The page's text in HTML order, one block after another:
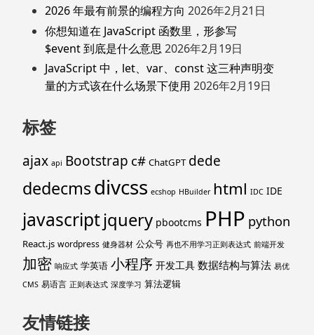
2026 年最有前景的编程方向 2026年2月21日
你想知道在 JavaScript 函数里，形参写
$event 到底是什么意思 2026年2月19日
JavaScript 中，let、var、const 这三种声明变
量的方式该在什么场景下使用 2026年2月19日
标签
ajax api Bootstrap c# ChatGPT dede
dedecmsdivcss ecshop HBuilder html IDC IDE
javascriptjquery pbootcms PHP python
React.js wordpress 健身器材 公众号 再也不用学习正则表达式 前端开发
加密 响应式 学英语 小程序 开发工具 数据结构与算法 易优
CMS 易语言 正则表达式 深度学习 算法逻辑
友情链接